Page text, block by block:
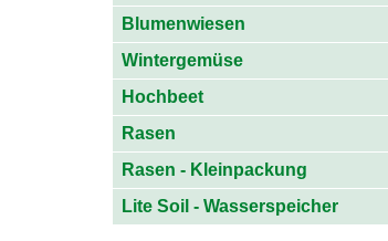
Blumenwiesen
Wintergemüse
Hochbeet
Rasen
Rasen - Kleinpackung
Lite Soil - Wasserspeicher